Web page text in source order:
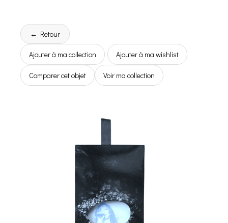
← Retour
Ajouter à ma collection Ajouter à ma wishlist
Comparer cet objet Voir ma collection